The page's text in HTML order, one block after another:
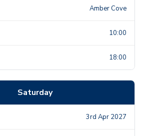
Amber Cove
10:00
18:00
Saturday
3rd Apr 2027